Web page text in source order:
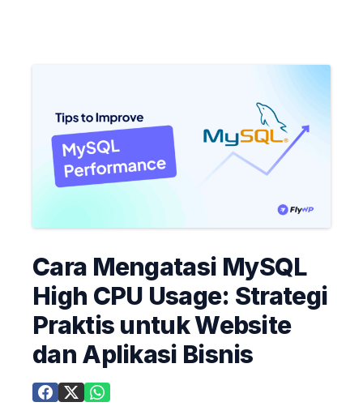
Cara Mengatasi MySQL
High CPU Usage: Strategi
Praktis untuk Website
dan Aplikasi Bisnis